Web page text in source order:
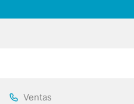
Ventas